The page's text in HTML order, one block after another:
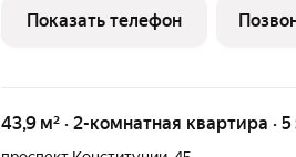
с уникальными планировками,
Показать телефон
43,9 м² · 2-комнатная квартира ·